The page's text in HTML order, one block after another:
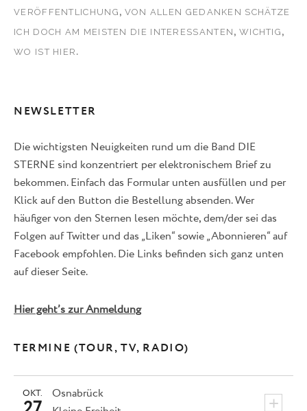
VERÖFFENTLICHUNG , VON ALLEN GEDANKEN SCHÄTZE
ICH DOCH AM MEISTEN DIE INTERESSANTEN , WICHTIG ,
WO IST HIER .
NEWSLETTER
Die wichtigsten Neuigkeiten rund um die Band DIE
STERNE sind konzentriert per elektronischem Brief zu
bekommen. Einfach das Formular unten ausfüllen und per
Klick auf den Button die Bestellung absenden. Wer
häufiger von den Sternen lesen möchte, dem/der sei das
Folgen auf Twitter und das „Liken“ sowie „Abonnieren“ auf
Facebook empfohlen. Die Links befinden sich ganz unten
auf dieser Seite.
Hier geht’s zur Anmeldung
TERMINE (TOUR, TV, RADIO)
Osnabrück +
OKT.